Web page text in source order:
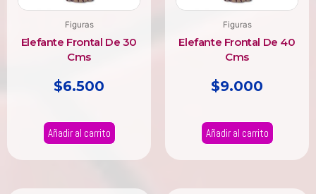
Figuras
Elefante Frontal De 30
Cms
$6.500
Añadir al carrito
Figuras
Elefante Frontal De 40
Cms
$9.000
Añadir al carrito